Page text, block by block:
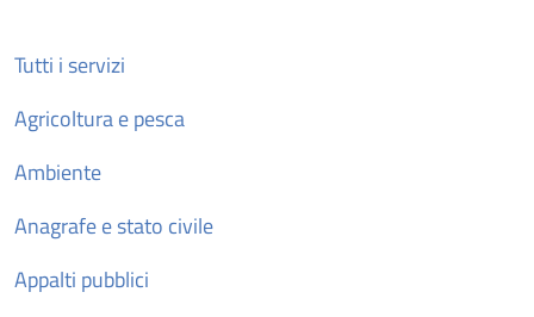
Tutti i servizi
Agricoltura e pesca
Ambiente
Anagrafe e stato civile
Appalti pubblici